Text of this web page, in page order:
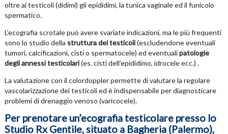
oltre ai testicoli (didimi) gli epididimi, la tunica vaginale ed il funicolo
spermatico.
L’ecografia scrotale può avere svariate indicazioni, ma le più frequenti
sono lo studio della struttura dei testicoli(escludendone eventuali
tumori, calcificazioni, cisti o spermatocele) ed eventualipatologie
degli annessi testicolari(es. cisti dell’epididimo, idrocele ecc.) .
La valutazione con il colordoppler permette di valutare la regolare
vascolarizzazione dei testicoli ed è indispensabile per diagnosticare
problemi di drenaggio venoso (varicocele).
Per prenotare un’ecografia testicolare presso lo
Studio Rx Gentile, situato a Bagheria (Palermo),